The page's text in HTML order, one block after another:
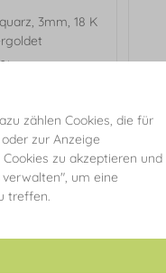
3mm, 18 K
zählen Cookies, die für
zur Anzeige
zu akzeptieren und
um eine
treffen.